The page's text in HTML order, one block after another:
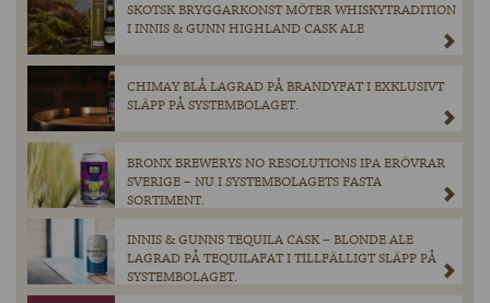
SKOTSK BRYGGARKONST MÖTER WHISKYTRADITION
I INNIS & GUNN HIGHLAND CASK ALE
CHIMAY BLÅ LAGRAD PÅ BRANDYFAT I EXKLUSIVT
SLÄPP PÅ SYSTEMBOLAGET.
BRONX BREWERYS NO RESOLUTIONS IPA ERÖVRAR
SVERIGE – NU I SYSTEMBOLAGETS FASTA
SORTIMENT.
INNIS & GUNNS TEQUILA CASK – BLONDE ALE
LAGRAD PÅ TEQUILAFAT I TILLFÄLLIGT SLÄPP PÅ
SYSTEMBOLAGET.